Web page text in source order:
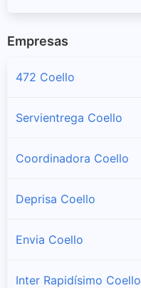
Empresas
472 Coello
Servientrega Coello
Coordinadora Coello
Deprisa Coello
Envia Coello
Inter Rapidísimo Coello